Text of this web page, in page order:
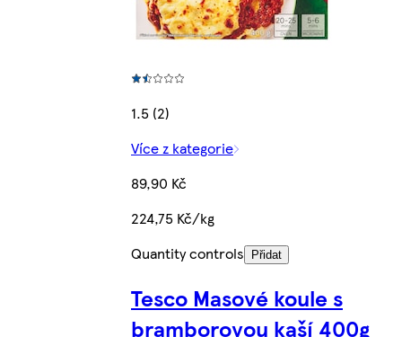
1.5 (2)
Více z kategorie
89,90 Kč
224,75 Kč/kg
Quantity controls
Přidat
Tesco Masové koule s
bramborovou kaší 400g